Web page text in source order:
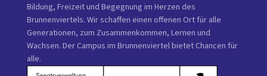
Bildung, Freizeit und Begegnung im Herzen des
Brunnenviertels. Wir schaffen einen offenen Ort für alle
Generationen, zum Zusammenkommen, Lernen und
Wachsen. Der Campus im Brunnenviertel bietet Chancen für
alle.